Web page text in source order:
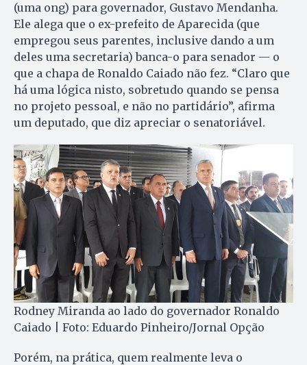
(uma ong) para governador, Gustavo Mendanha.
Ele alega que o ex-prefeito de Aparecida (que
empregou seus parentes, inclusive dando a um
deles uma secretaria) banca-o para senador — o
que a chapa de Ronaldo Caiado não fez. “Claro que
há uma lógica nisto, sobretudo quando se pensa
no projeto pessoal, e não no partidário”, afirma
um deputado, que diz apreciar o senatoriável.
Rodney Miranda ao lado do governador Ronaldo
Caiado | Foto: Eduardo Pinheiro/Jornal Opção
Porém, na prática, quem realmente leva o